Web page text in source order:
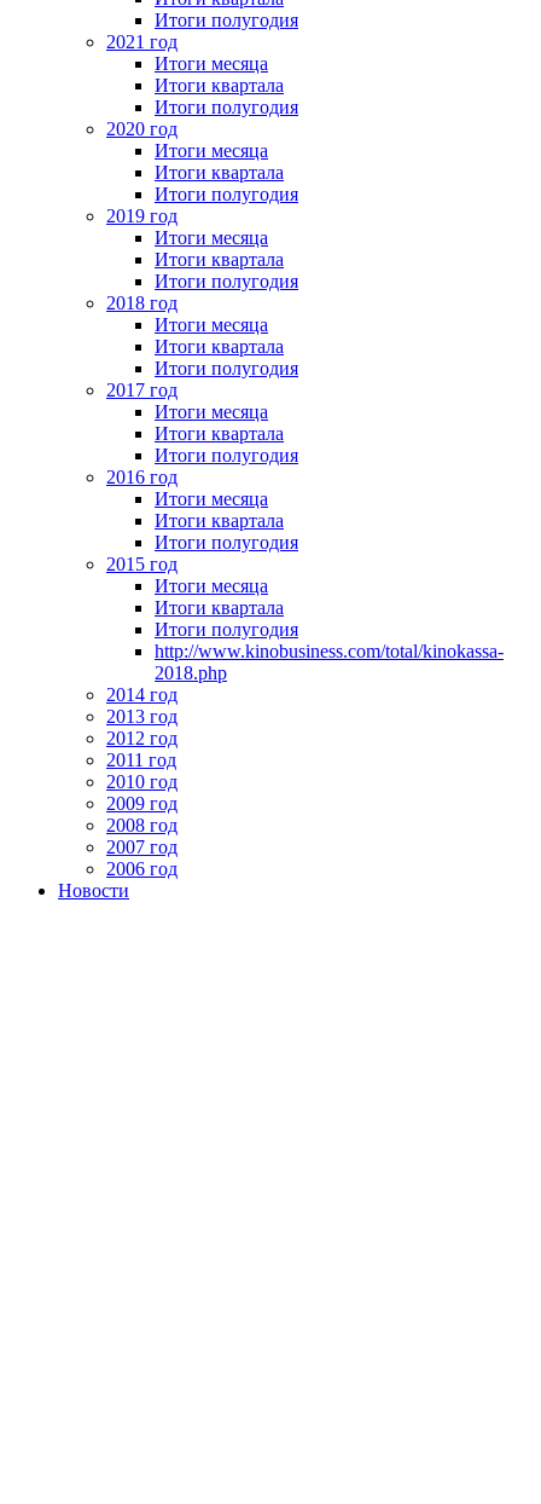
Итоги полугодия
2021 год
Итоги месяца
Итоги квартала
Итоги полугодия
2020 год
Итоги месяца
Итоги квартала
Итоги полугодия
2019 год
Итоги месяца
Итоги квартала
Итоги полугодия
2018 год
Итоги месяца
Итоги квартала
Итоги полугодия
2017 год
Итоги месяца
Итоги квартала
Итоги полугодия
2016 год
Итоги месяца
Итоги квартала
Итоги полугодия
2015 год
Итоги месяца
Итоги квартала
Итоги полугодия
http://www.kinobusiness.com/total/kinokassa-
2018.php
2014 год
2013 год
2012 год
2011 год
2010 год
2009 год
2008 год
2007 год
2006 год
Новости